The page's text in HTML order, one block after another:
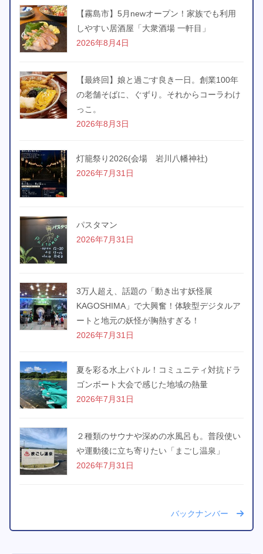
【霧島市】5月newオープン！家族でも利用
しやすい居酒屋「大衆酒場 一軒目」
2026年8月4日
【最終回】娘と過ごす良き一日。創業100年
の老舗そばに、ぐずり。それからコーラわけ
っこ。
2026年8月3日
灯籠祭り2026(会場 岩川八幡神社)
2026年7月31日
パスタマン
2026年7月31日
3万人超え、話題の「動き出す妖怪展
KAGOSHIMA」で大興奮！体験型デジタルア
ートと地元の妖怪が胸熱すぎる！
2026年7月31日
夏を彩る水上バトル！コミュニティ対抗ドラ
ゴンボート大会で感じた地域の熱量
2026年7月31日
２種類のサウナや深めの水風呂も。普段使い
や運動後に立ち寄りたい「まごし温泉」
2026年7月31日
バックナンバー